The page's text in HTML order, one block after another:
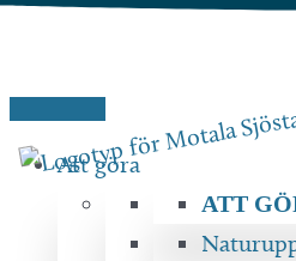
innehåll
Att göra
ATT